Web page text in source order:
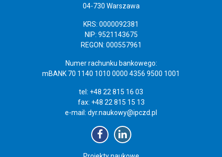
04-730 Warszawa
KRS: 0000092381
NIP: 9521143675
REGON: 000557961
Numer rachunku bankowego:
mBANK 70 1140 1010 0000 4356 9500 1001
tel: +48 22 815 16 03
fax: +48 22 815 15 13
e-mail: dyr.naukowy@ipczd.pl